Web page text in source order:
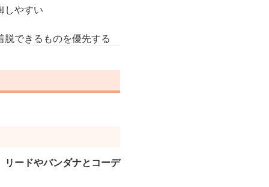
しやすい
脱できるものを優先する
リードやバンダナとコーデ